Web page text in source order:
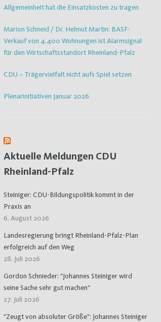
Allgemeinheit hat die Einsatzkosten zu tragen
Marion Schneid / Dr. Helmut Martin: BASF-
Verkauf von 4.400 Wohnungen ist Alarmsignal
für den Wirtschaftsstandort Rheinland-Pfalz
CDU – Trägervielfalt nicht aufs Spiel setzen
Plenarinitiativen Januar 2026
Aktuelle Meldungen CDU
Rheinland-Pfalz
Steiniger: CDU-Bildungspolitik kommt in der
Praxis an
6. August 2026
Landesregierung bringt Rheinland-Pfalz-Plan
erfolgreich auf den Weg
28. Juli 2026
Gordon Schnieder: "Johannes Steiniger wird
seine Sache sehr gut machen"
27. Juli 2026
"Zeugt von absoluter Größe": Johannes Steiniger